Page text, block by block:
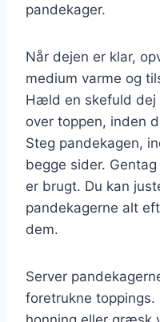
pandekager.
Når dejen er klar,
medium varme og
Hæld en skefuld dej
over toppen, inden
Steg pandekagen,
begge sider.
er brugt. Du kan
pandekagerne alt
dem.
Server
foretrukne